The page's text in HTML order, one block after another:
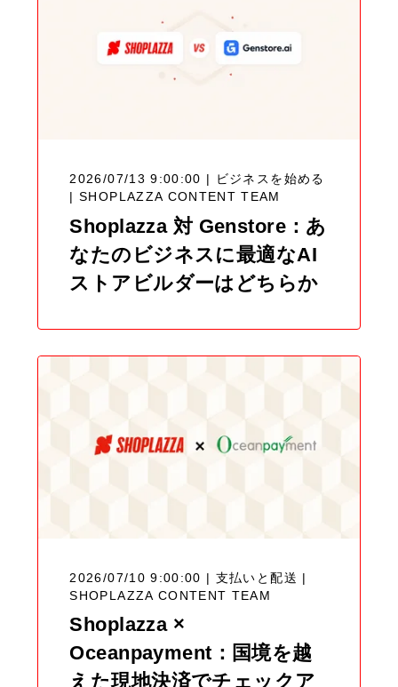
2026/07/13 9:00:00 | ビジネスを始める
|SHOPLAZZA CONTENT TEAM
Shoplazza 対 Genstore：あ
なたのビジネスに最適なAI
ストアビルダーはどちらか
2026/07/10 9:00:00 | 支払いと配送 |
SHOPLAZZA CONTENT TEAM
Shoplazza ×
Oceanpayment：国境を越
えた現地決済でチェックア